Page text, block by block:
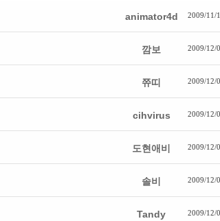
animator4d 2009/11/
깜보 2009/12/
쮸띠 2009/12/
cihvirus 2009/12/
도현애비 2009/12/
솔비 2009/12/
Tandy 2009/12/